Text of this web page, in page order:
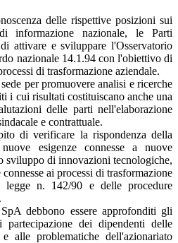
delle rispettive posizioni sui
informazione nazionale, le Parti
attivare e sviluppare l'Osservatorio
nazionale 14.1.94 con l'obiettivo di
di trasformazione aziendale.
per promuovere analisi e ricerche
i cui risultati costituiscano anche una
delle parti nell'elaborazione
e contrattuale.
di verificare la rispondenza della
esigenze connesse a nuove
sviluppo di innovazioni tecnologiche,
ai processi di trasformazione
legge n. 142/90 e delle procedure
debbono essere approfonditi gli
dei dipendenti delle
alle problematiche dell'azionariato